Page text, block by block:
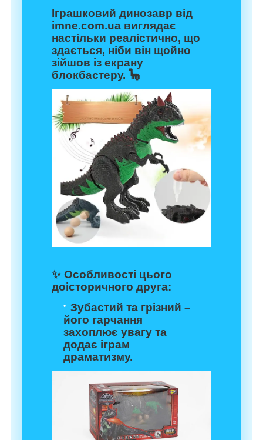
Іграшковий динозавр від
imne.com.ua виглядає
настільки реалістично, що
здається, ніби він щойно
зійшов із екрану
блокбастеру. 🦕
✨ Особливості цього
доісторичного друга:
Зубастий та грізний –
його гарчання
захоплює увагу та
додає іграм
драматизму.